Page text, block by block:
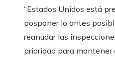
“Estados Unidos está
posponer lo antes
reanudar las
prioridad para mantener